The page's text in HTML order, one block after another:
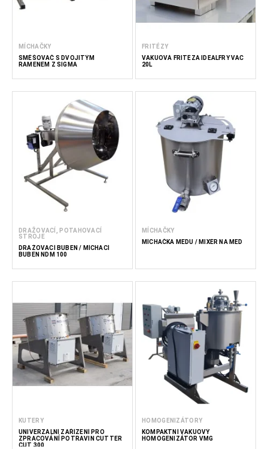
MÍCHAČKY
SMĚŠOVAČ S DVOJITÝM
RAMENEM Z SIGMA
FRITÉZY
VAKUOVÁ FRITÉZA IDEALFRY VAC
20L
DRAŽOVACÍ, POTAHOVACÍ
STROJE
DRAŽOVACÍ BUBEN / MÍCHACÍ
BUBEN NDM 100
MÍCHAČKY
MÍCHAČKA MEDU / MIXÉR NA MED
KUTERY
UNIVERZÁLNÍ ZAŘÍZENÍ PRO
ZPRACOVÁNÍ POTRAVIN CUTTER
CUT 300
HOMOGENIZÁTORY
KOMPAKTNÍ VAKUOVÝ
HOMOGENIZÁTOR VMG